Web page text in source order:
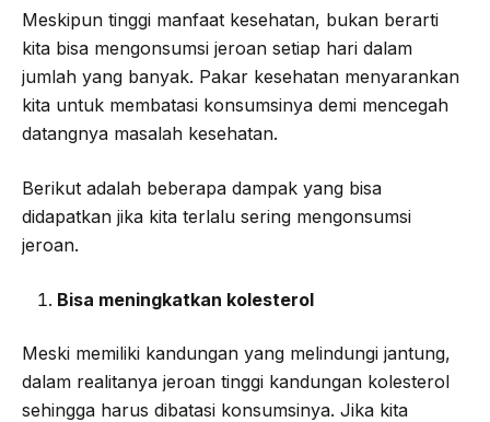
Meskipun tinggi manfaat kesehatan, bukan berarti
kita bisa mengonsumsi jeroan setiap hari dalam
jumlah yang banyak. Pakar kesehatan menyarankan
kita untuk membatasi konsumsinya demi mencegah
datangnya masalah kesehatan.
Berikut adalah beberapa dampak yang bisa
didapatkan jika kita terlalu sering mengonsumsi
jeroan.
Bisa meningkatkan kolesterol
Meski memiliki kandungan yang melindungi jantung,
dalam realitanya jeroan tinggi kandungan kolesterol
sehingga harus dibatasi konsumsinya. Jika kita